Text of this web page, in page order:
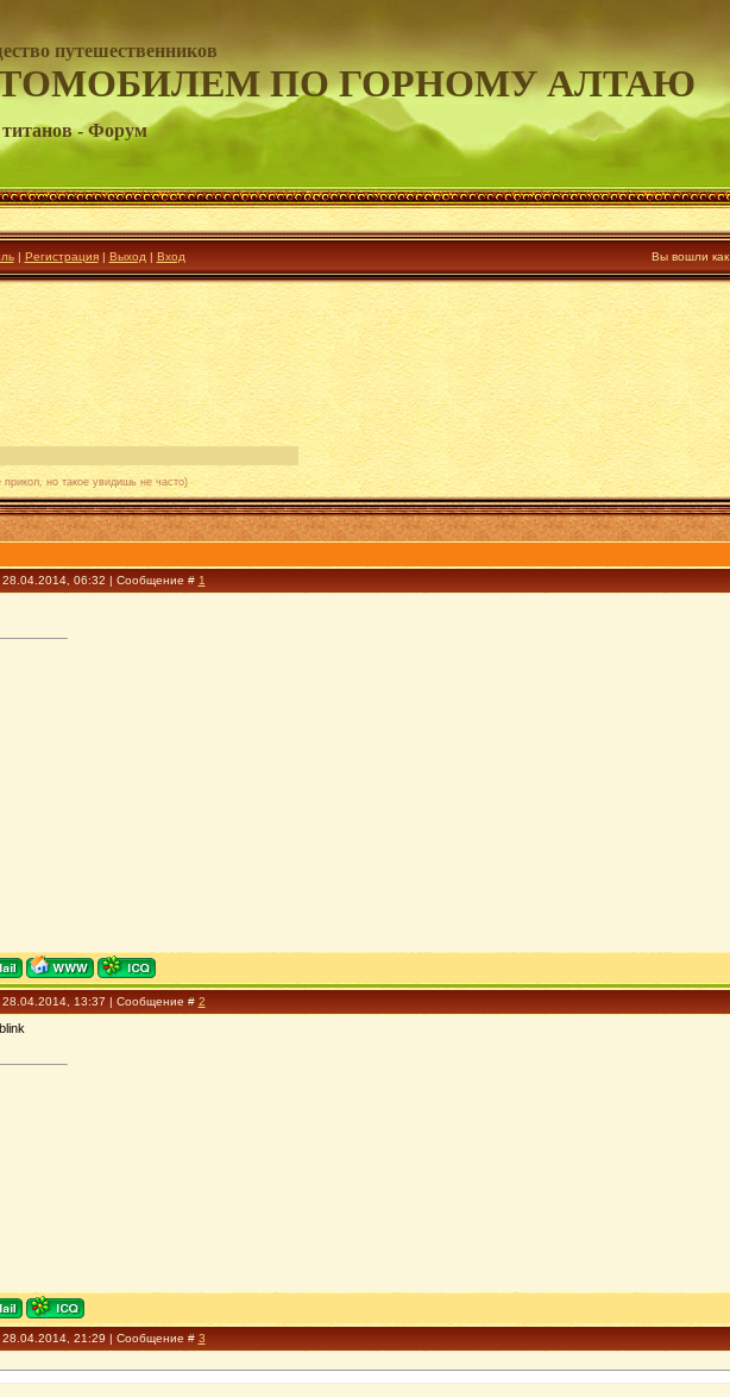
путешественников
ПО ГОРНОМУ АЛТАЮ
- Форум
| Регистрация| Выход | Вход Вы вошли как
но такое увидишь не часто)
28.04.2014, 06:32 | Сообщение # 1
28.04.2014, 13:37 | Сообщение # 2
28.04.2014, 21:29 | Сообщение # 3